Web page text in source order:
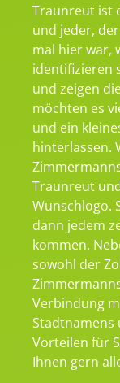
Traunreut ist
und jeder,
mal hier war,
identifizieren
und zeigen
möchten es
und ein
hinterlassen.
Traunreut
Wunschlogo.
dann jedem
kommen.
sowohl der
Verbindung
Stadtnamens
Vorteilen für
Ihnen gern